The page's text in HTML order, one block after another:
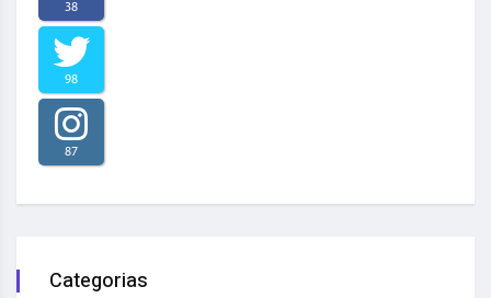
38
98
87
Categorias